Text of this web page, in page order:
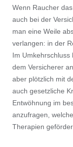
Wenn Raucher
auch bei der
man eine Weile
verlangen: in der
Im
dem Versicherer
aber plötzlich mit
auch gesetzliche
Entwöhnung im
anzufragen,
Therapien